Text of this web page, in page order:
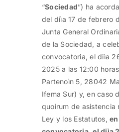
“Sociedad”) ha
del diìa 17 de febrero
Junta General
de la Sociedad, a
convocatoria, el diìa
2025 a las 12:00
Partenoìn 5, 28042
Ifema Sur) y, en caso
quoìrum de asistencia
Ley y los Estatutos,